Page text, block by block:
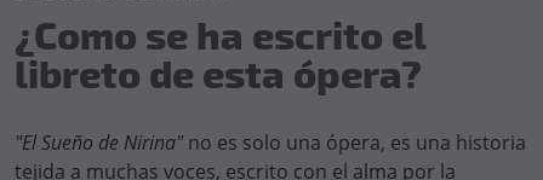
¿Como se ha escrito el
libreto de esta ópera?
"El Sueño de Nirina"no es solo una ópera, es una historia
tejida a muchas voces, escrito con el alma por la